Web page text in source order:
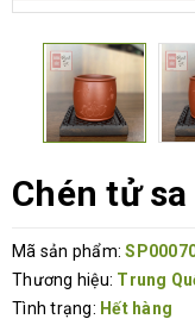
Chén tử
Mã sản phẩm:
Thương hiệu: Trung
Tình trạng: Hết hàng